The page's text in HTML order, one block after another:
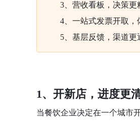
3、营收看板，决策更
4、一站式发票开取，
5、基层反馈，渠道更
1、开新店，进度更
当餐饮企业决定在一个城市